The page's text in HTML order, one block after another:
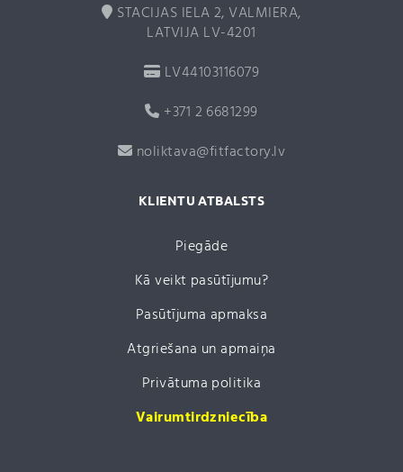
STACIJAS IELA 2, VALMIERA,
LATVIJA LV-4201
LV44103116079
+371 2 6681299
noliktava@fitfactory.lv
KLIENTU ATBALSTS
Piegāde
Kā veikt pasūtījumu?
Pasūtījuma apmaksa
Atgriešana un apmaiņa
Privātuma politika
Vairumtirdzniecība